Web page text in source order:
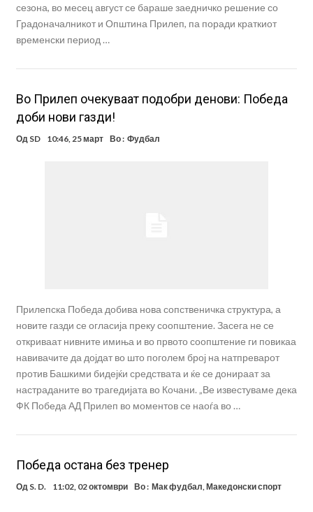
сезона, во месец август се бараше заедничко решение со
Градоначалникот и Општина Прилеп, па поради краткиот
временски период …
Во Прилеп очекуваат подобри денови: Победа
доби нови газди!
Од SD 10:46, 25 март Во : Фудбал
Прилепска Победа добива нова сопственичка структура, а
новите газди се огласија преку соопштение. Засега не се
откриваат нивните имиња и во првото соопштение ги повикаа
навивачите да дојдат во што поголем број на натпреварот
против Башкими бидејќи средствата и ќе се донираат за
настраданите во трагедијата во Кочани. „Ве известуваме дека
ФК Победа АД Прилеп во моментов се наоѓа во …
Победа остана без тренер
Од S. D. 11:02, 02 октомври Во : Мак фудбал,Македонски спорт